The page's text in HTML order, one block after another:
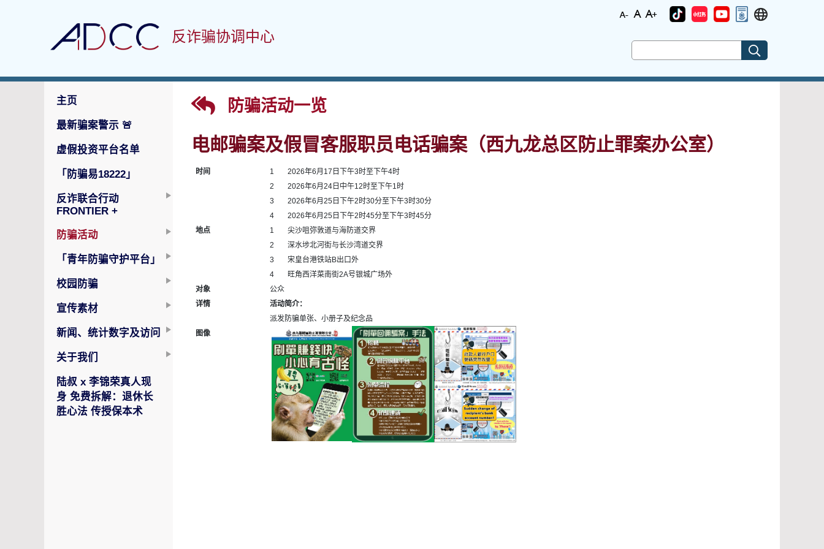
反诈骗协调中心
主页
最新骗案警示 🚨
虚假投资平台名单
「防骗易18222」
反诈联合行动
FRONTIER +
防骗活动
「青年防骗守护平台」
校园防骗
宣传素材
新闻、统计数字及访问
关于我们
陆叔 x 李锦荣真人现
身 免费拆解：退休长
胜心法 传授保本术
防骗活动一览
电邮骗案及假冒客服职员电话骗案（西九龙总区防止罪案办公室）
时间
1
2
3
4
2026年6月17日下午3时至下午4时
2026年6月24日中午12时至下午1时
2026年6月25日下午2时30分至下午3时30分
2026年6月25日下午2时45分至下午3时45分
地点
1
2
3
4
尖沙咀弥敦道与海防道交界
深水埗北河街与长沙湾道交界
宋皇台港铁站B出口外
旺角西洋菜南街2A号银城广场外
对象
公众
详情
活动简介：
派发防骗单张、小册子及纪念品
图像